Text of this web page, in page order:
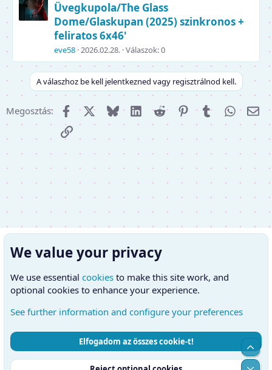
Üvegkupola/The Glass
Dome/Glaskupan (2025) szinkronos +
feliratos 6x46'
eve58 2026.02.28. Válaszok: 0
A válaszhoz be kell jelentkezned vagy regisztrálnod kell.
Megosztás: FacebookX (Twitter)
Bluesky LinkedInReddit PinterestTumblr
E-
Link
Hungarian (HU)
Kapcsolatfelvétel
Feltételek és szabályok
Adatvédelmi szabályzat Súgó
We value your privacy
We use essential cookies to make this site work, and
optional cookies to enhance your experience.
See further information and configure your preferences
Elfogadom az összes cookie-t!
Top
Alul